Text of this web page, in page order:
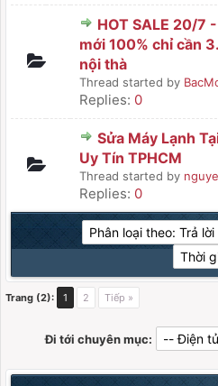
HOT SALE 20/7
mới 100% chỉ cần
nội thà
Thread started by
Replies: 0
Sửa Máy Lạnh
Uy Tín TPHCM
Thread started by
Replies: 0
Trang (2): 1 2 Tiếp »
Đi tới chuyên mục: